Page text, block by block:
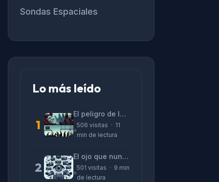
Sondas Espaciales
Lo más leído
1
El peligro de las «alucinaciones» y el CV prefabricado
506 visitas · 11
min de lectura
2
El ojo que nunca parpadea: lo que nos cuentan las cámaras de Lizeth Marzano
501 visitas · 9 min
de lectura